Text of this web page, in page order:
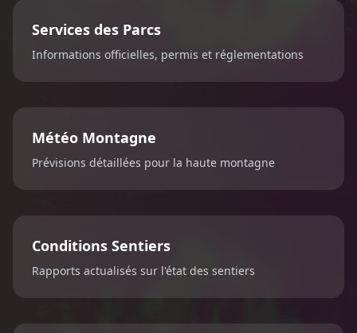
Services des Parcs
Informations officielles, permis et réglementations
Météo Montagne
Prévisions détaillées pour la haute montagne
Conditions Sentiers
Rapports actualisés sur l'état des sentiers